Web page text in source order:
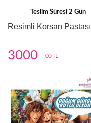
Teslim Süresi 2 Gün
Resimli Korsan Pastası
3000 ,00 TL